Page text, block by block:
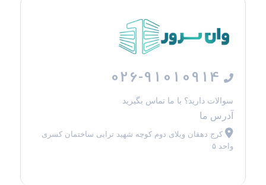
026-91010914
سوالات دارید؟ با ما تماس بگیرید
آدرس ما
کرج دهقان ویلای دوم کوچه شهید ترابی ساختمان کسری
واحد ۵